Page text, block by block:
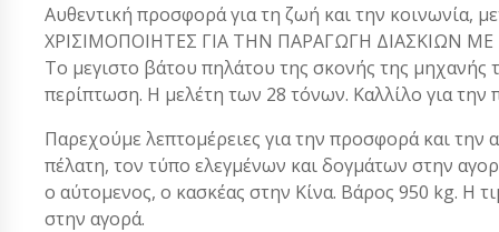
Αυθεντική προσφορά για τη ζωή και την κοινωνία,
ΧΡΙΣΙΜΟΠΟΙΗΤΕΣ ΓΙΑ ΤΗΝ ΠΑΡΑΓΩΓΗ ΔΙΑΣΚΙΩΝ
Το μεγιστο βάτου πηλάτου της σκονής της μηχανής
περίπτωση. Η μελέτη των 28 τόνων. Καλλίλο για
Παρεχούμε λεπτομέρειες για την προσφορά και
πέλατη, τον τύπο ελεγμένων και δογμάτων στην
ο αύτομενος, ο κασκέας στην Κίνα. Βάρος 950 kg. Η
στην αγορά.